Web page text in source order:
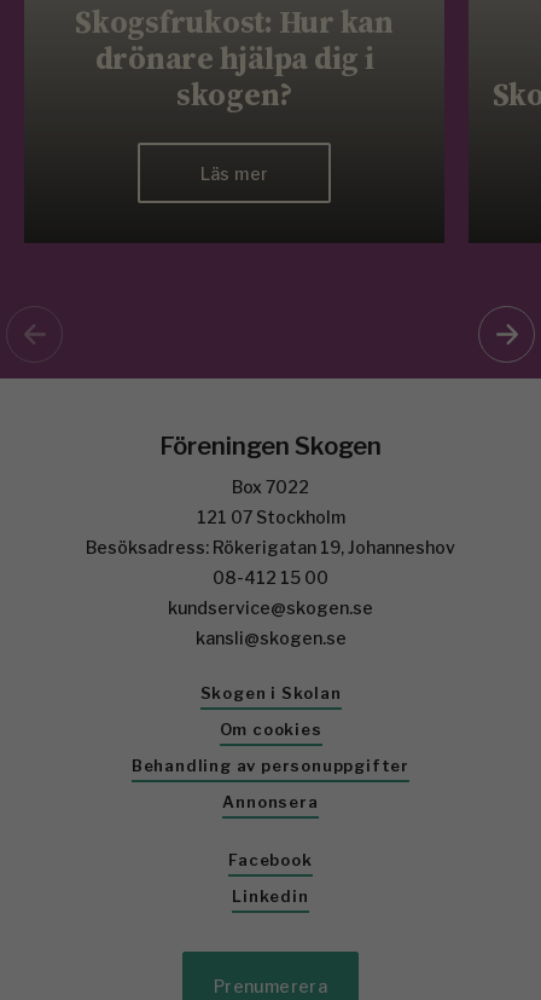
Skogsfrukost: Hur kan
drönare hjälpa dig i
skogen?
Läs mer
Föreningen Skogen
Box 7022
121 07 Stockholm
Besöksadress: Rökerigatan 19, Johanneshov
08-412 15 00
kundservice@skogen.se
kansli@skogen.se
Skogen i Skolan
Om cookies
Behandling av personuppgifter
Annonsera
Facebook
Linkedin
Prenumerera